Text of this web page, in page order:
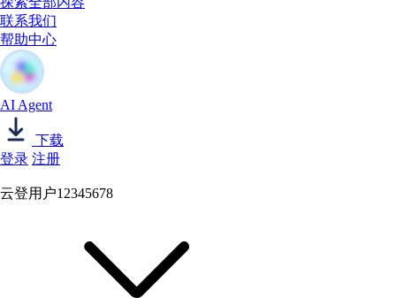
联系我们
帮助中心
AI Agent
下载
登录 注册
云登用户12345678